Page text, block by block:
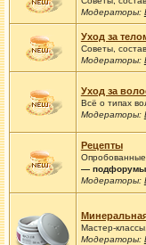
Модераторы:
Уход за
Советы,
Модераторы:
Уход за
Всё о типах
Модераторы:
Рецепты
Опробованные
—
Модераторы:
Мастер-
Модераторы: